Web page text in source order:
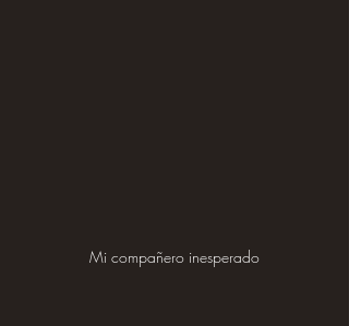
Mi compañero inesperado